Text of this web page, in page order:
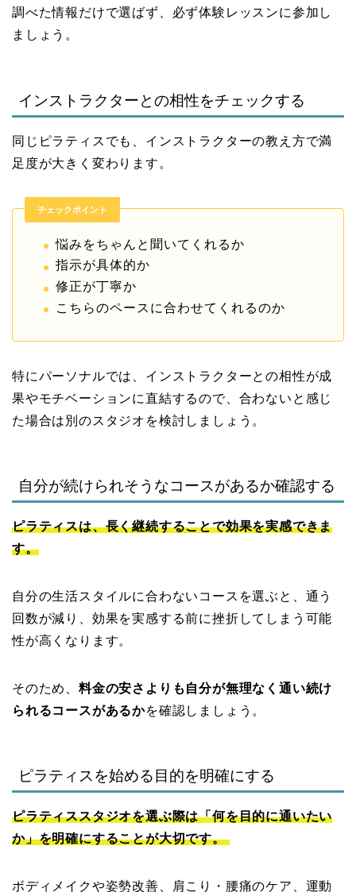
調べた情報だけで選ばず、必ず体験レッスンに参加し
ましょう。
インストラクターとの相性をチェックする
同じピラティスでも、インストラクターの教え方で満
足度が大きく変わります。
チェックポイント
悩みをちゃんと聞いてくれるか
指示が具体的か
修正が丁寧か
こちらのペースに合わせてくれるのか
特にパーソナルでは、インストラクターとの相性が成
果やモチベーションに直結するので、合わないと感じ
た場合は別のスタジオを検討しましょう。
自分が続けられそうなコースがあるか確認する
ピラティスは、長く継続することで効果を実感できま
す。
自分の生活スタイルに合わないコースを選ぶと、通う
回数が減り、効果を実感する前に挫折してしまう可能
性が高くなります。
そのため、 料金の安さよりも自分が無理なく通い続け
られるコースがあるかを確認しましょう。
ピラティスを始める目的を明確にする
ピラティススタジオを選ぶ際は「何を目的に通いたい
か」を明確にすることが大切です。
ボディメイクや姿勢改善、肩こり・腰痛のケア、運動